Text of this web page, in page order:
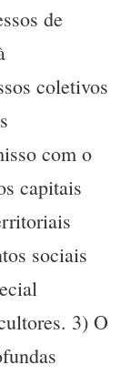
de
coletivos
com o
capitais
sociais
3) O